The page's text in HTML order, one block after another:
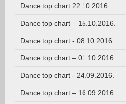
Dance top chart 22.10.2016.
Dance top chart – 15.10.2016.
Dance top chart - 08.10.2016.
Dance top chart – 01.10.2016.
Dance top chart - 24.09.2016.
Dance top chart – 16.09.2016.